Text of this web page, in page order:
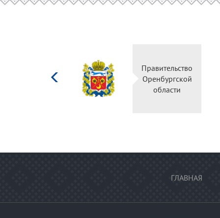
Министерство
культуры
Российской
федерации
ГЛАВНАЯ